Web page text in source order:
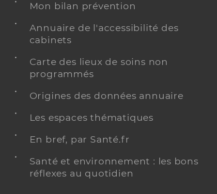
Mon bilan prévention
Annuaire de l'accessibilité des
cabinets
Carte des lieux de soins non
programmés
Origines des données annuaire
Les espaces thématiques
En bref, par Santé.fr
Santé et environnement : les bons
réflexes au quotidien